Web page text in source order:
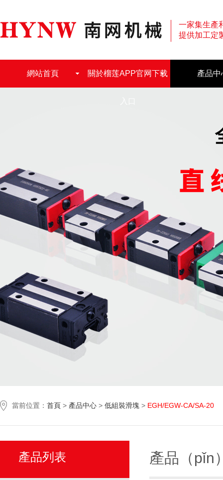
一家集生產
提供加工定
網站首頁 關於榴莲APP官网下载 產品中
當前位置： 首頁 > 產品中心 > 低組裝滑塊 > EGH/EGW-CA/SA-20
產品列表 產品（pǐn